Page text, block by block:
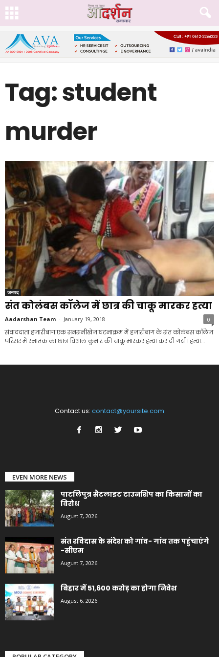
Tag: student
murder
जनपद
संत कोलंबस कॉलेज में छात्र की चाकू मारकर हत्या
Aadarshan Team - January 19, 2018 0
संवाददाता.हजारीबाग.एक सनसनीखेज घटनाक्रम में हजारीबाग के संत कोलंबस कॉलेज
परिसर में स्नातक का छात्र विशाल कुमार की चाकू मारकर हत्या कर दी गयी। हत्या...
Contact us: contact@yoursite.com
EVEN MORE NEWS
पाटलिपुत्र सैटलाइट टाउनशिप का किसानों का
विरोध
August 7, 2026
संत रविदास के संदेश को गांव- गांव तक पहुंचाएंगे
-सीएम
August 7, 2026
बिहार में 51,600 करोड़ का होगा निवेश
August 6, 2026